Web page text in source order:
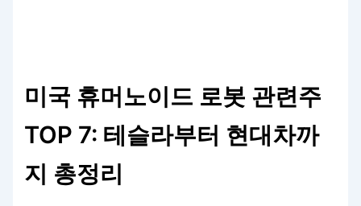
미국 휴머노이드 로봇 관련주
TOP 7: 테슬라부터 현대차까
지 총정리